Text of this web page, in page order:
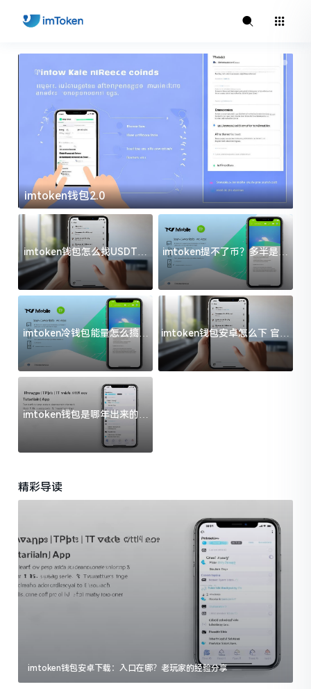
imtoken钱包2.0
imtoken钱包怎么找USDT地
址？三步搞定不踩坑
imtoken提不了币？多半是这
几件事没处理好
imtoken冷钱包能量怎么搞？
过来人告诉你门道
imtoken钱包安卓怎么下 官方
渠道避坑指南
imtoken钱包是哪年出来的？
一文给你说清楚
精彩导读
imtoken钱包安卓下载：入口在哪？老玩家的经验分享